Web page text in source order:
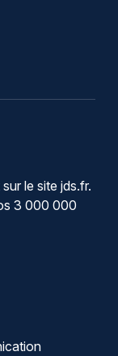
le site jds.fr.
3 000 000